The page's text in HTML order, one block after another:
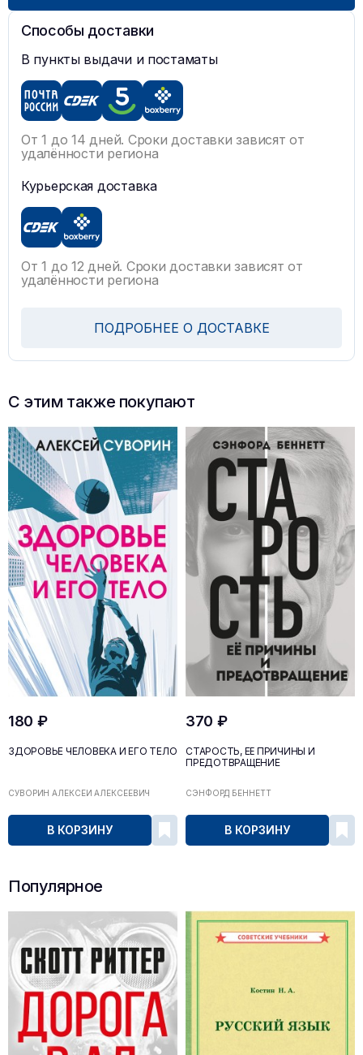
Способы доставки
В пункты выдачи и постаматы
От 1 до 14 дней. Сроки доставки зависят от
удалённости региона
Курьерская доставка
От 1 до 12 дней. Сроки доставки зависят от
удалённости региона
ПОДРОБНЕЕ О ДОСТАВКЕ
С этим также покупают
180 ₽
ЗДОРОВЬЕ ЧЕЛОВЕКА И ЕГО ТЕЛО
СУВОРИН АЛЕКСЕЙ АЛЕКСЕЕВИЧ
В КОРЗИНУ
370 ₽
СТАРОСТЬ, ЕЁ ПРИЧИНЫ И
ПРЕДОТВРАЩЕНИЕ
СЭНФОРД БЕННЕТТ
В КОРЗИНУ
Популярное